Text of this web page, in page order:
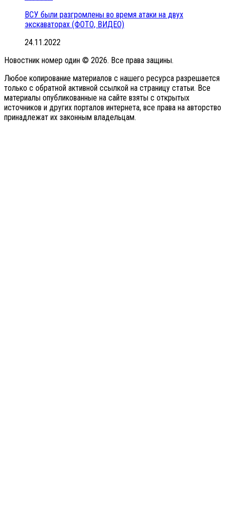
ВСУ были разгромлены во время атаки на двух
экскаваторах (ФОТО, ВИДЕО)
24.11.2022
Новостник номер один © 2026. Все права защины.
Любое копирование материалов с нашего ресурса разрешается
только с обратной активной ссылкой на страницу статьи. Все
материалы опубликованные на сайте взяты с открытых
источников и других порталов интернета, все права на авторство
принадлежат их законным владельцам.